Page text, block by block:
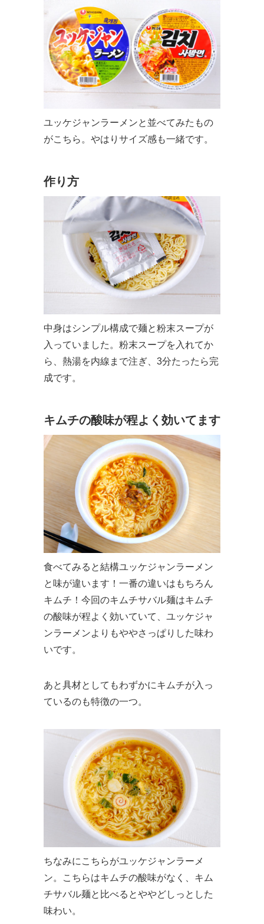
ユッケジャンラーメンと並べてみたもの
がこちら。やはりサイズ感も一緒です。
作り方
中身はシンプル構成で麺と粉末スープが
入っていました。粉末スープを入れてか
ら、熱湯を内線まで注ぎ、3分たったら完
成です。
キムチの酸味が程よく効いてます
食べてみると結構ユッケジャンラーメン
と味が違います！一番の違いはもちろん
キムチ！今回のキムチサバル麺はキムチ
の酸味が程よく効いていて、ユッケジャ
ンラーメンよりもややさっぱりした味わ
いです。
あと具材としてもわずかにキムチが入っ
ているのも特徴の一つ。
ちなみにこちらがユッケジャンラーメ
ン。こちらはキムチの酸味がなく、キム
チサバル麺と比べるとややどしっとした
味わい。